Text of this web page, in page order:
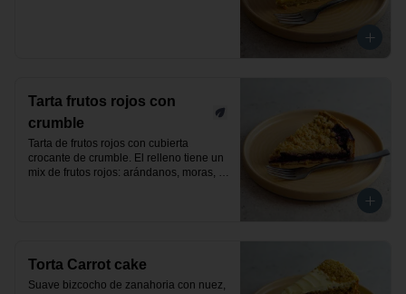
Tarta frutos rojos con
crumble
Tarta de frutos rojos con cubierta
crocante de crumble. El relleno tiene un
mix de frutos rojos: arándanos, moras,
Torta Carrot cake
Suave bizcocho de zanahoria con nuez,